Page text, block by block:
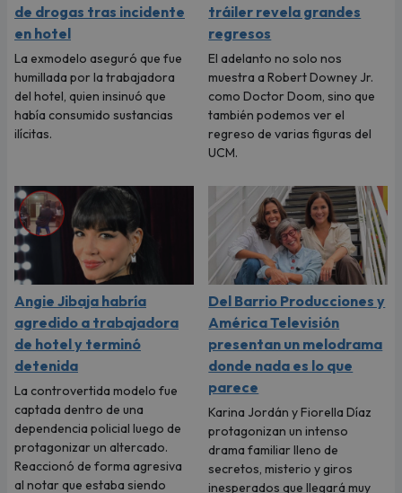
de drogas tras incidente
en hotel
La exmodelo aseguró que fue
humillada por la trabajadora
del hotel, quien insinuó que
había consumido sustancias
ilícitas.
tráiler revela grandes
regresos
El adelanto no solo nos
muestra a Robert Downey Jr.
como Doctor Doom, sino que
también podemos ver el
regreso de varias figuras del
UCM.
Angie Jibaja habría
agredido a trabajadora
de hotel y terminó
detenida
La controvertida modelo fue
captada dentro de una
dependencia policial luego de
protagonizar un altercado.
Reaccionó de forma agresiva
al notar que estaba siendo
Del Barrio Producciones y
América Televisión
presentan un melodrama
donde nada es lo que
parece
Karina Jordán y Fiorella Díaz
protagonizan un intenso
drama familiar lleno de
secretos, misterio y giros
inesperados que llegará muy